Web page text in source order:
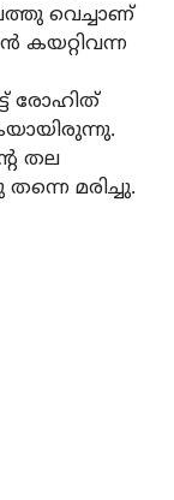
വെച്ചാണ്
കയറ്റിവന്ന
രോഹിത്
തല
മരിച്ചു.